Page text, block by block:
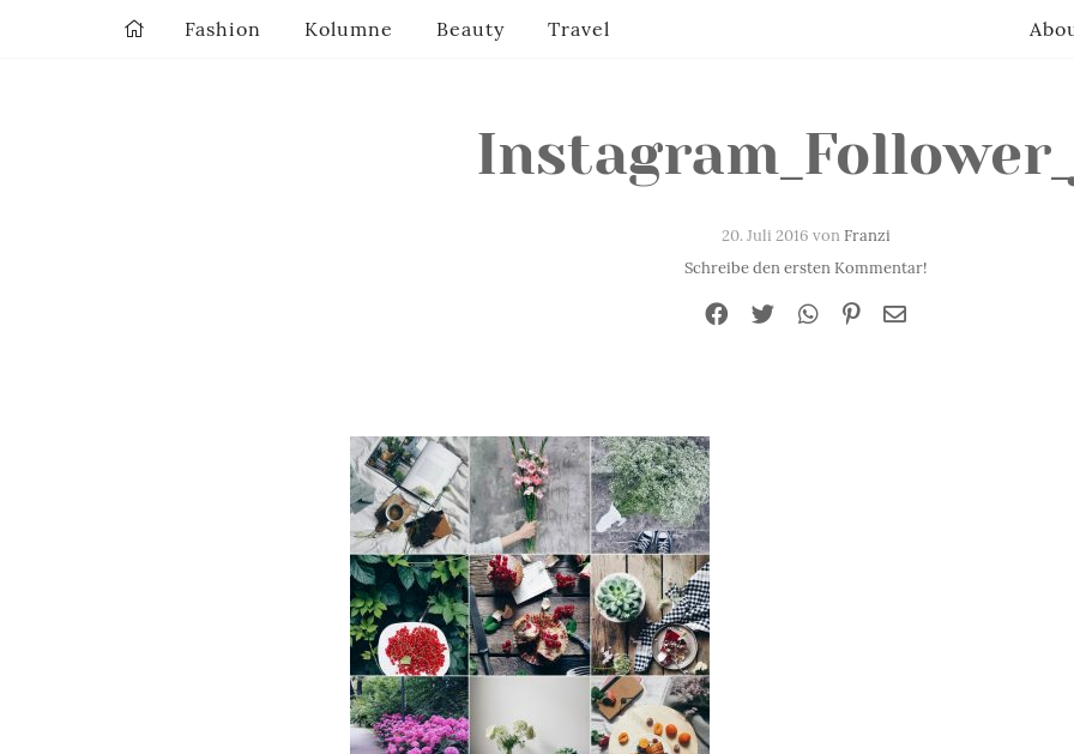
20. Juli 2016 vonFranzi
Schreibe den ersten Kommentar!
Fashion Kolumne Beauty Travel